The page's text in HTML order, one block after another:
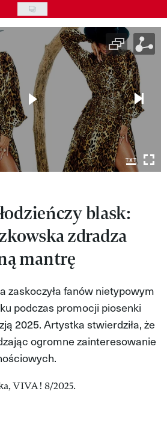
blask:
zdradza
mantrę
zaskoczyła fanów nietypowym
podczas promocji piosenki
2025. Artystka stwierdziła, że
ogromne zainteresowanie